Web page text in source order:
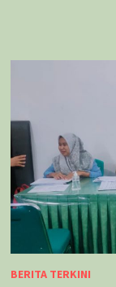
BERITA TERKINI